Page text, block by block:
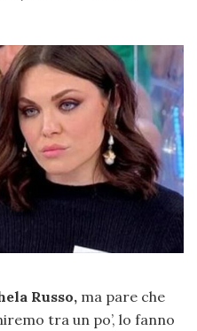
Russo, ma pare che
tra un po’, lo fanno